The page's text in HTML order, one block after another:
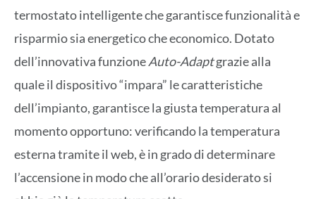
termostato intelligente che garantisce funzionalità e
risparmio sia energetico che economico. Dotato
dell’innovativa funzioneAuto-Adaptgrazie alla
quale il dispositivo “impara” le caratteristiche
dell’impianto, garantisce la giusta temperatura al
momento opportuno: verificando la temperatura
esterna tramite il web, è in grado di determinare
l’accensione in modo che all’orario desiderato si